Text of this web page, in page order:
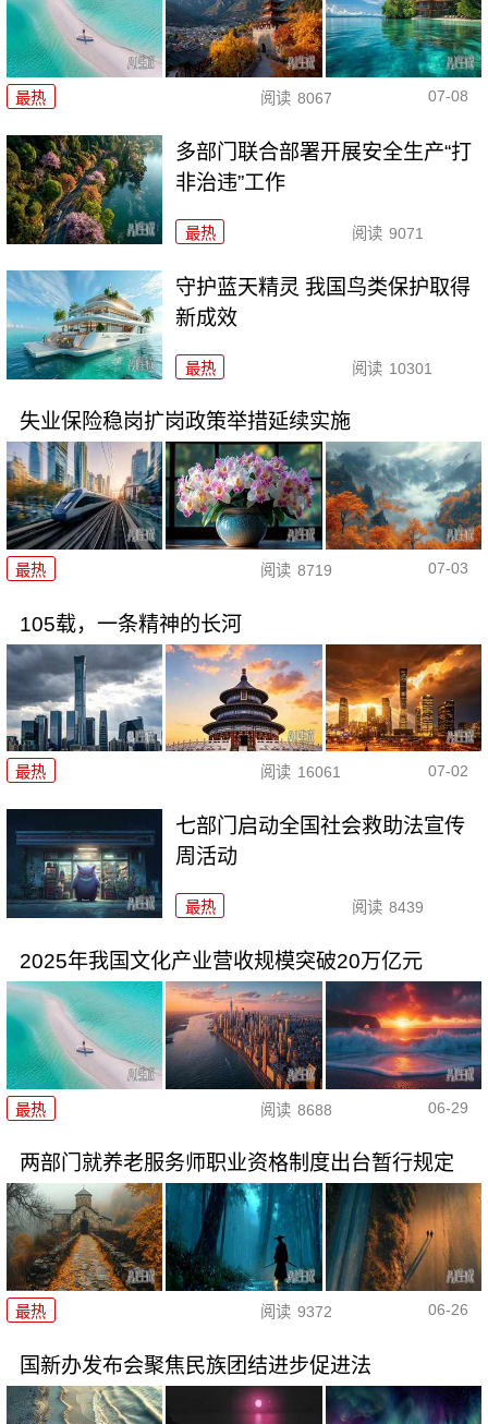
最热 阅读 8067 07-08
多部门联合部署开展安全生产“打
非治违”工作
最热 阅读 9071
守护蓝天精灵 我国鸟类保护取得
新成效
最热 阅读 10301
失业保险稳岗扩岗政策举措延续实施
最热 阅读 8719 07-03
105载，一条精神的长河
最热 阅读 16061 07-02
七部门启动全国社会救助法宣传
周活动
最热 阅读 8439
2025年我国文化产业营收规模突破20万亿元
最热 阅读 8688 06-29
两部门就养老服务师职业资格制度出台暂行规定
最热 阅读 9372 06-26
国新办发布会聚焦民族团结进步促进法